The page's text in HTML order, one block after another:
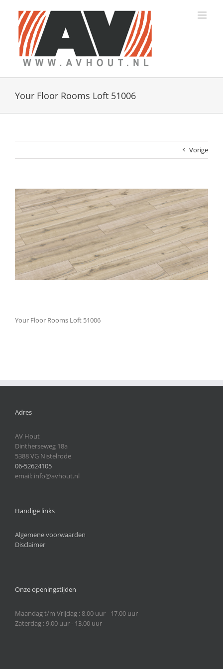
inhoud
Your Floor Rooms Loft 51006
Vorige
View
Larger
Image
Your Floor Rooms Loft 51006
Adres
AV Hout
Dintherseweg 18a
5388 VG Nistelrode
06-52624105
email: info@avhout.nl
Handige links
Algemene voorwaarden
Disclaimer
Onze openingstijden
Maandag t/m Vrijdag : 8.00 uur - 17.00 uur
Zaterdag : 9.00 uur - 13.00 uur